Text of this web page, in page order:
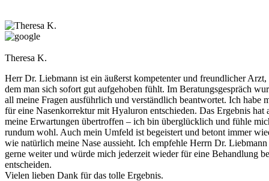
Theresa K.
Herr Dr. Liebmann ist ein äußerst kompetenter und freundlicher Arzt,
dem man sich sofort gut aufgehoben fühlt. Im Beratungsgespräch
all meine Fragen ausführlich und verständlich beantwortet. Ich habe
für eine Nasenkorrektur mit Hyaluron entschieden. Das Ergebnis hat
meine Erwartungen übertroffen – ich bin überglücklich und fühle
rundum wohl. Auch mein Umfeld ist begeistert und betont immer
wie natürlich meine Nase aussieht. Ich empfehle Herrn Dr. Liebmann
gerne weiter und würde mich jederzeit wieder für eine Behandlung
entscheiden.
Vielen lieben Dank für das tolle Ergebnis.